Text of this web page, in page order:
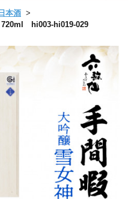
日本酒
hi003-hi019-029